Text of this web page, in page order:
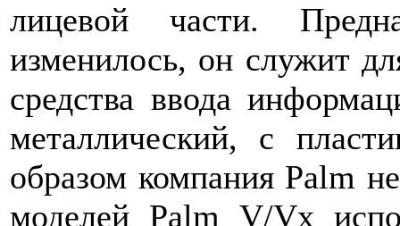
лицевой части.
изменилось, он служит
средства ввода
металлический, с
образом компания Palm
моделей Palm V/Vx